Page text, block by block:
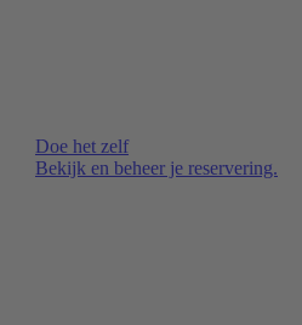
Doe het zelf
Bekijk en beheer je reservering.